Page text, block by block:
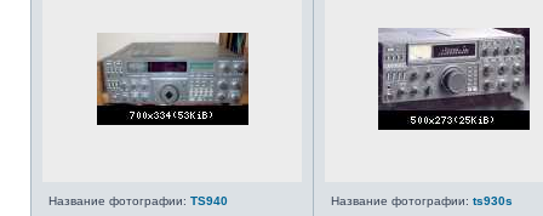
Название фотографии: TS940 Название фотографии: ts930s